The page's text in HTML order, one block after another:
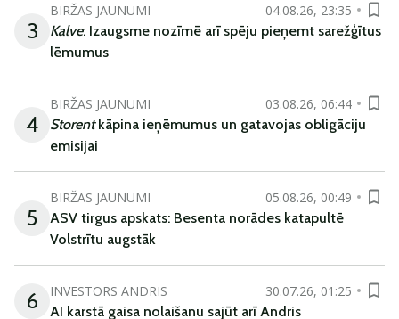
3
BIRŽAS JAUNUMI
04.08.26, 23:35
Kalve: Izaugsme nozīmē arī spēju pieņemt sarežģītus
lēmumus
4
BIRŽAS JAUNUMI
03.08.26, 06:44
Storentkāpina ieņēmumus un gatavojas obligāciju
emisijai
5
BIRŽAS JAUNUMI
05.08.26, 00:49
ASV tirgus apskats: Besenta norādes katapultē
Volstrītu augstāk
6 INVESTORS ANDRIS
30.07.26, 01:25
AI karstā gaisa nolaišanu sajūt arī Andris